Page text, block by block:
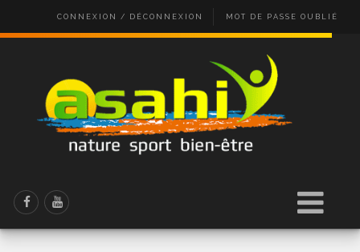
CONNEXION / DÉCONNEXION MOT DE PASSE OUBLIÉ